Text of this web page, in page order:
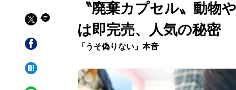
〝廃棄カプセル〟動
は即完売、人気の秘密
「うそ偽りない」本音